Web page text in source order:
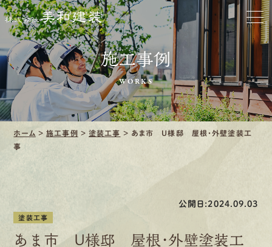
お家をきれいに
会社をきれいに
クリーニング
口コミ・レビュー紹介
施工事例
WORKS
ホーム >施工事例 >塗装工事 > あま市 U様邸 屋根・外壁塗装工
事
公開日:2024.09.03
塗装工事
あま市 U様邸 屋根・外壁塗装工